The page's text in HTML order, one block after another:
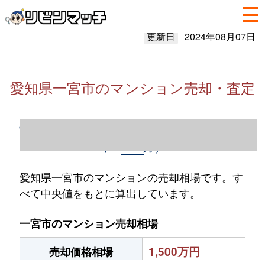
更新日 2024年08月07日
愛知県一宮市のマンション売却・査定
愛知県一宮市のマンション売却情報（2023
愛知県一宮市のマンションの売却相場です。す
べて中央値をもとに算出しています。
一宮市のマンション売却相場
売却価格相場
1,500万円